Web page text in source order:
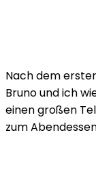
Nach dem
Bruno und ich
einen großen
zum